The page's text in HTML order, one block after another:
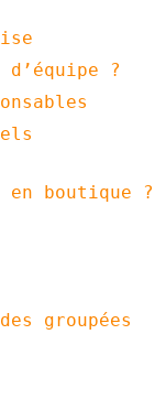
?
boutique ?
groupées